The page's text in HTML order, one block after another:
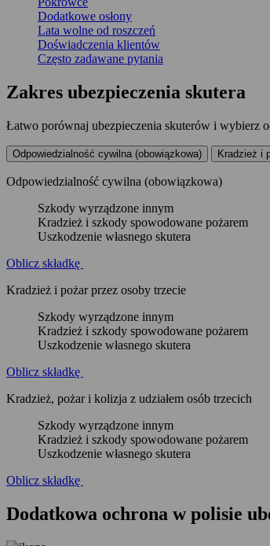
Dodatkowe osłony
Lata wolne od roszczeń
Doświadczenia klientów
Często zadawane pytania
Zakres ubezpieczenia skutera
Łatwo porównaj ubezpieczenia skuterów i wybierz
Odpowiedzialność cywilna (obowiązkowa) Kradzież i
Odpowiedzialność cywilna (obowiązkowa)
Szkody wyrządzone innym
Kradzież i szkody spowodowane pożarem
Uszkodzenie własnego skutera
Oblicz składkę
Kradzież i pożar przez osoby trzecie
Szkody wyrządzone innym
Kradzież i szkody spowodowane pożarem
Uszkodzenie własnego skutera
Oblicz składkę
Kradzież, pożar i kolizja z udziałem osób trzecich
Szkody wyrządzone innym
Kradzież i szkody spowodowane pożarem
Uszkodzenie własnego skutera
Oblicz składkę
Dodatkowa ochrona w polisie